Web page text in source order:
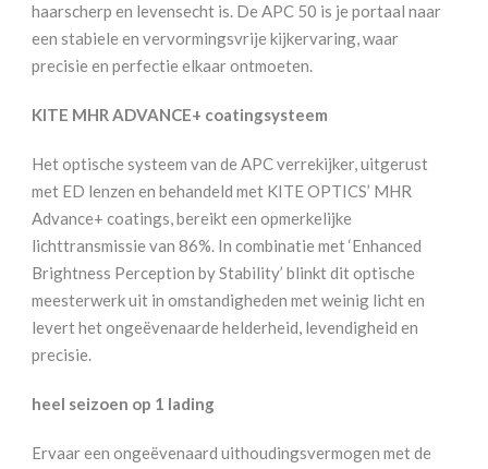
haarscherp en levensecht is. De APC 50 is je portaal naar
een stabiele en vervormingsvrije kijkervaring, waar
precisie en perfectie elkaar ontmoeten.
KITE MHR ADVANCE+ coatingsysteem
Het optische systeem van de APC verrekijker, uitgerust
met ED lenzen en behandeld met KITE OPTICS’ MHR
Advance+ coatings, bereikt een opmerkelijke
lichttransmissie van 86%. In combinatie met ‘Enhanced
Brightness Perception by Stability’ blinkt dit optische
meesterwerk uit in omstandigheden met weinig licht en
levert het ongeëvenaarde helderheid, levendigheid en
precisie.
heel seizoen op 1 lading
Ervaar een ongeëvenaard uithoudingsvermogen met de